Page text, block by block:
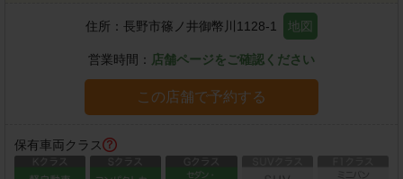
住所： 長野市篠ノ井御幣川1128-1 地図
営業時間： 店舗ページをご確認ください
この店舗で予約する
保有車両クラス